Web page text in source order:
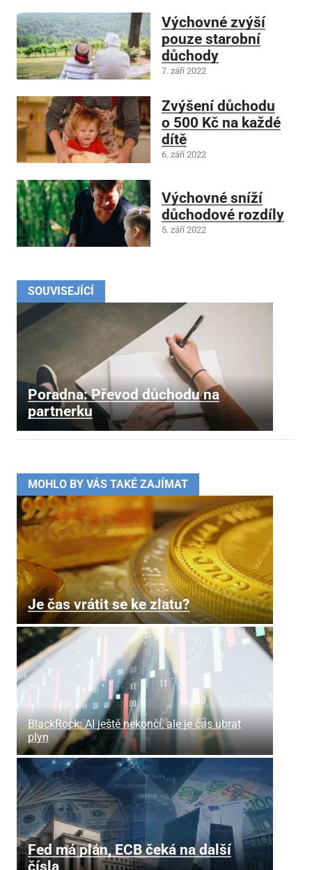
SOUVISEJÍCÍ
Poradna: Převod důchodu na
partnerku
Výchovné zvýší
pouze starobní
důchody
7. září 2022
Zvýšení důchodu
o 500 Kč na každé
dítě
6. září 2022
Výchovné sníží
důchodové rozdíly
5. září 2022
MOHLO BY VÁS TAKÉ ZAJÍMAT
Je čas vrátit se ke zlatu?
BlackRock: AI ještě nekončí, ale je čas ubrat
plyn
Fed má plán, ECB čeká na další
čísla